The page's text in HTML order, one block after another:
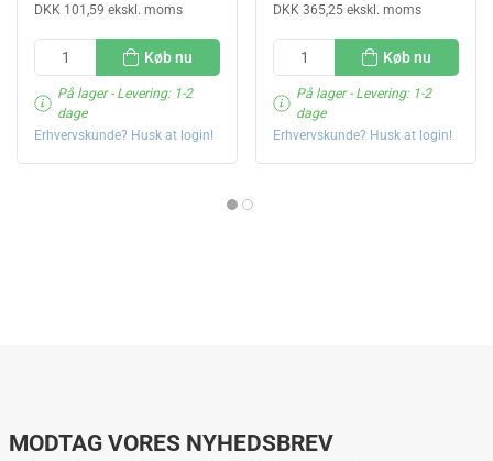
DKK 101,59 ekskl. moms
Køb nu
På lager- Levering: 1-2
dage
Erhvervskunde? Husk at login!
DKK 365,25 ekskl. moms
Køb nu
På lager- Levering: 1-2
dage
Erhvervskunde? Husk at login!
MODTAG VORES NYHEDSBREV